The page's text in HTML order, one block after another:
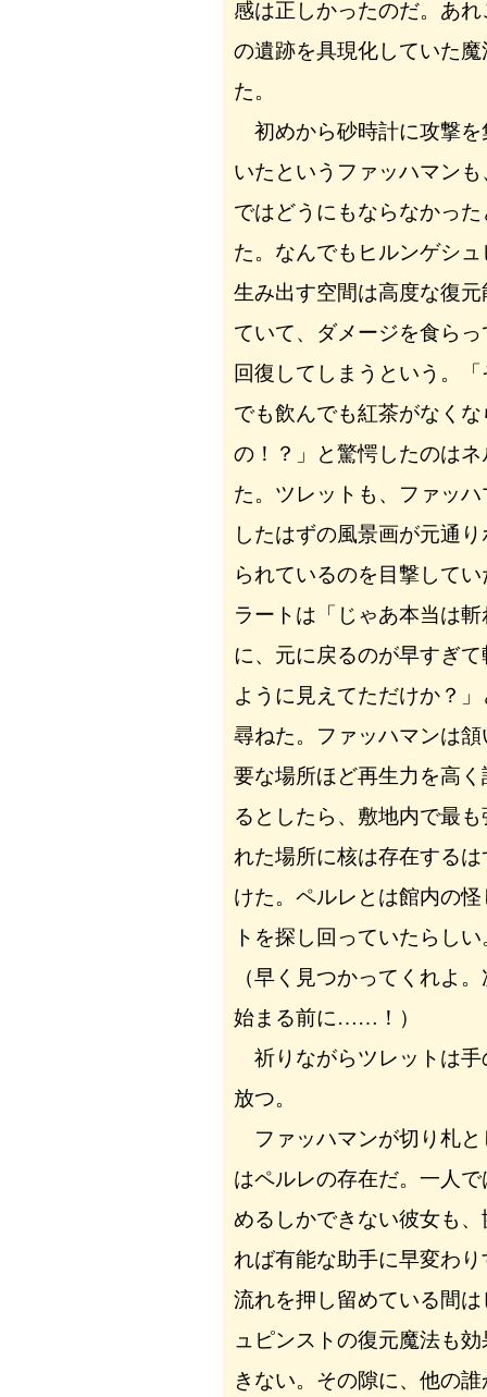
感は正しかったのだ。あ
の遺跡を具現化していた
た。
初めから砂時計に攻撃を
いたというファッハマン
ではどうにもならなかっ
た。なんでもヒルンゲシ
生み出す空間は高度な復
ていて、ダメージを食ら
回復してしまうという。
でも飲んでも紅茶がなくな
の！？」と驚愕したのは
た。ツレットも、ファッ
したはずの風景画が元通
られているのを目撃して
ラートは「じゃあ本当は
に、元に戻るのが早すぎ
ように見えてただけか？
尋ねた。ファッハマンは
要な場所ほど再生力を高
るとしたら、敷地内で最
れた場所に核は存在する
けた。ペルレとは館内の
トを探し回っていたらしい
（早く見つかってくれよ
始まる前に……！）
祈りながらツレットは手
放つ。
ファッハマンが切り札と
はペルレの存在だ。一人
めるしかできない彼女も
れば有能な助手に早変わ
流れを押し留めている間
ュピンストの復元魔法も
きない。その隙に、他の